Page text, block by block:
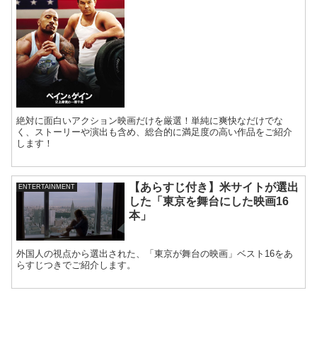
絶対に面白いアクション映画だけを厳選！単純に爽快なだけでな
く、ストーリーや演出も含め、総合的に満足度の高い作品をご紹介
します！
ENTERTAINMENT
【あらすじ付き】米サイトが選出
した「東京を舞台にした映画16
本」
外国人の視点から選出された、「東京が舞台の映画」ベスト16をあ
らすじつきでご紹介します。